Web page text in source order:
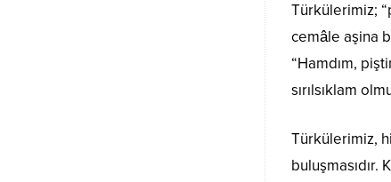
Türkülerimiz;
cemâle aşina
“Hamdım,
sırılsıklam
Türkülerimiz,